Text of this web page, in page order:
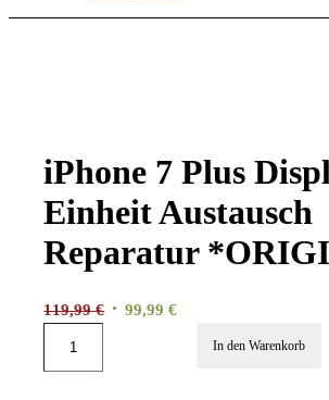
iPhone 7 Plus
Einheit Austausch
Reparatur
119,99€ Ursprünglicher
99,99€Aktueller
In den Warenkorb